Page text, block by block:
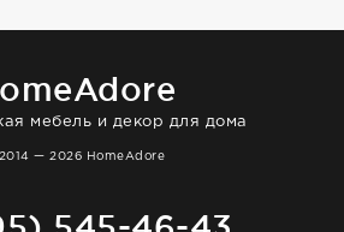
мебель и декор для дома
— 2026 HomeAdore